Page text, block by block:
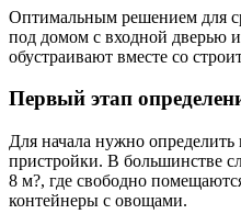
Оптимальным решением для
под домом с входной дверью
обустраивают вместе со
Первый этап
Для начала нужно
пристройки. В большинстве
8 м?, где свободно
контейнеры с овощами.